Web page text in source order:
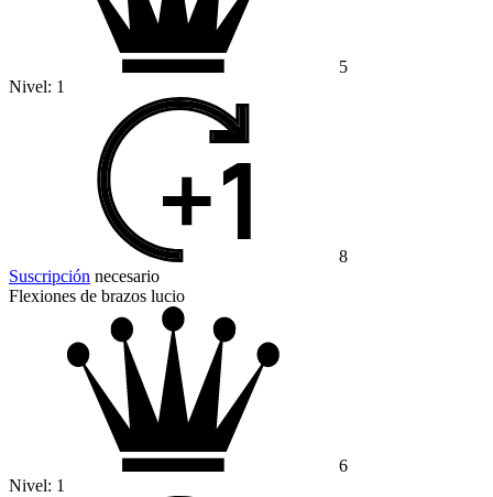
5
Nivel: 1
8
Suscripción necesario
Flexiones de brazos lucio
6
Nivel: 1